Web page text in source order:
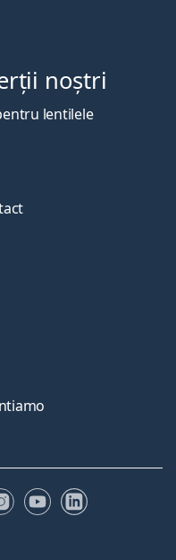
noștri
lentilele
Instagram
YouTubeLinkedIn